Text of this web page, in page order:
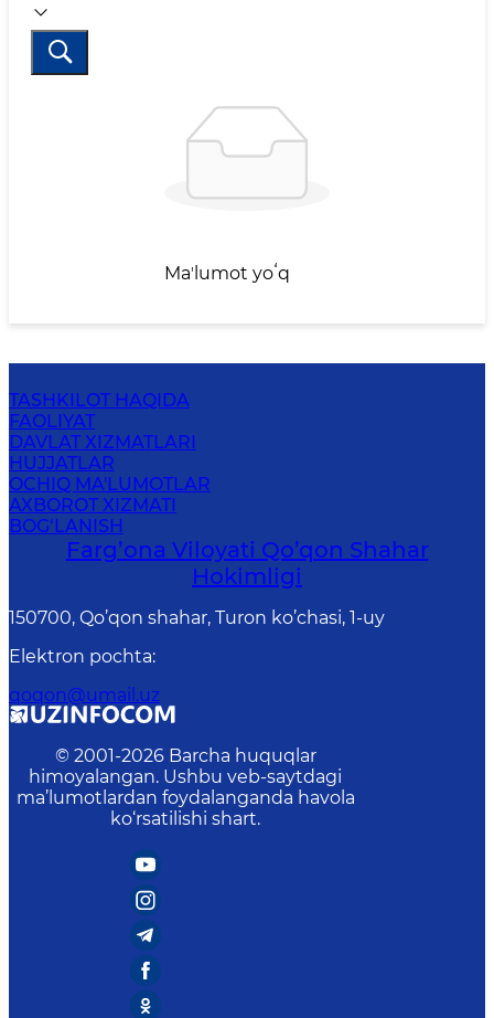
Maʼlumot yoʻq
TASHKILOT HAQIDA
FAOLIYAT
DAVLAT XIZMATLARI
HUJJATLAR
OCHIQ MA'LUMOTLAR
AXBOROT XIZMATI
BOG‘LANISH
Farg’оnа Vilоyati Qo’qon Shahar
Hоkimligi
150700, Qo’qon shahar, Turon ko’chasi, 1-uy
Elektron pochta:
qoqon@umail.uz
© 2001-2026 Barcha huquqlar
himoyalangan. Ushbu veb-saytdagi
ma’lumotlardan foydalanganda havola
ko‘rsatilishi shart.